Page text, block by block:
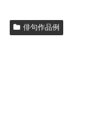
俳句作品例